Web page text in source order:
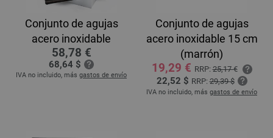
Conjunto de agujas
acero inoxidable
58,78 €
68,64 $
IVA no incluido, más gastos de envío
Conjunto de agujas
acero inoxidable 15 cm
(marrón)
19,29 € RRP:25,17 €
22,52 $ RRP:29,39 $
IVA no incluido, más gastos de envío